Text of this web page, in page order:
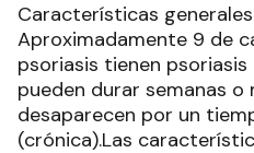
Características generales
Aproximadamente 9 de
psoriasis tienen psoriasis
pueden durar semanas o
desaparecen por un
(crónica).Las